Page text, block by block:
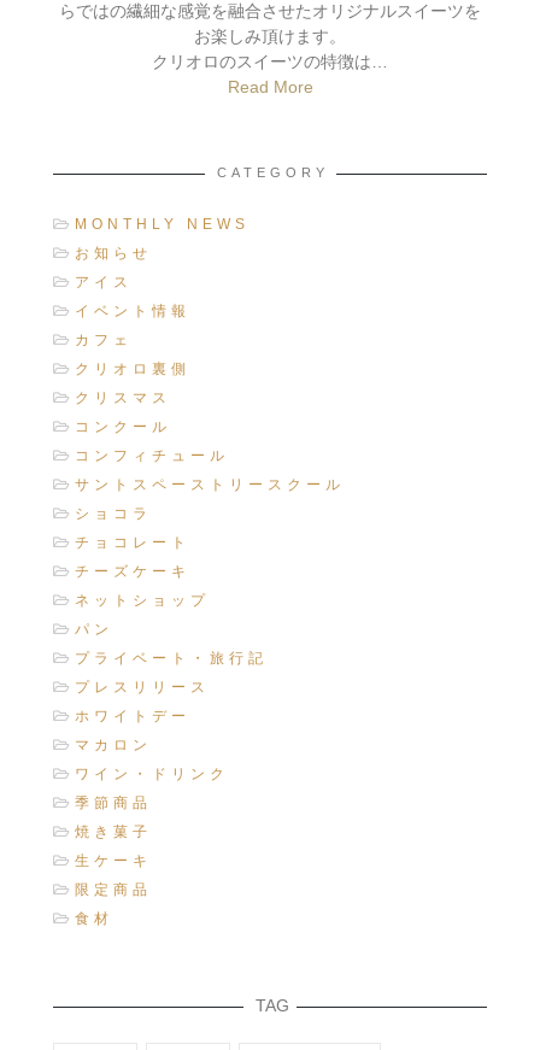
らではの繊細な感覚を融合させたオリジナルスイーツを
お楽しみ頂けます。
クリオロのスイーツの特徴は…
Read More
CATEGORY
MONTHLY NEWS
お知らせ
アイス
イベント情報
カフェ
クリオロ裏側
クリスマス
コンクール
コンフィチュール
サントスペーストリースクール
ショコラ
チョコレート
チーズケーキ
ネットショップ
パン
プライベート・旅行記
プレスリリース
ホワイトデー
マカロン
ワイン・ドリンク
季節商品
焼き菓子
生ケーキ
限定商品
食材
TAG